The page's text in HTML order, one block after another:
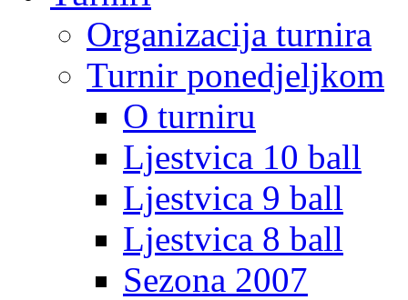
Organizacija turnira
Turnir ponedjeljkom
O turniru
Ljestvica 10 ball
Ljestvica 9 ball
Ljestvica 8 ball
Sezona 2007